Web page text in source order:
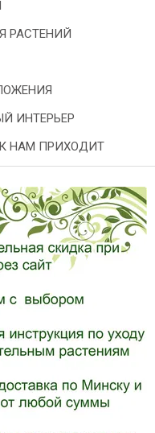
РАСТЕНИЙ
ИНТЕРЬЕР
НАМ ПРИХОДИТ